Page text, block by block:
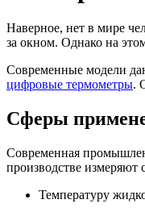
Наверное, нет в мире
за окном. Однако на
Современные модели
цифровые термометры.
Сферы
Современная
производстве измеряют
Температуру